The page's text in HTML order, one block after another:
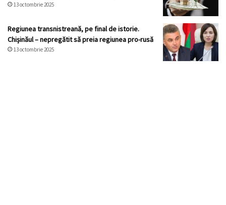
13 octombrie 2025
Regiunea transnistreană, pe final de istorie.
Chișinăul – nepregătit să preia regiunea pro-rusă
13 octombrie 2025